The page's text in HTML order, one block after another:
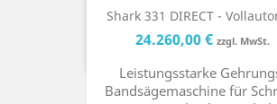
Shark 331 DIRECT -
Preis
24.260,00 € zzgl. MwSt.
Leistungsstarke
Bandsägemaschine für